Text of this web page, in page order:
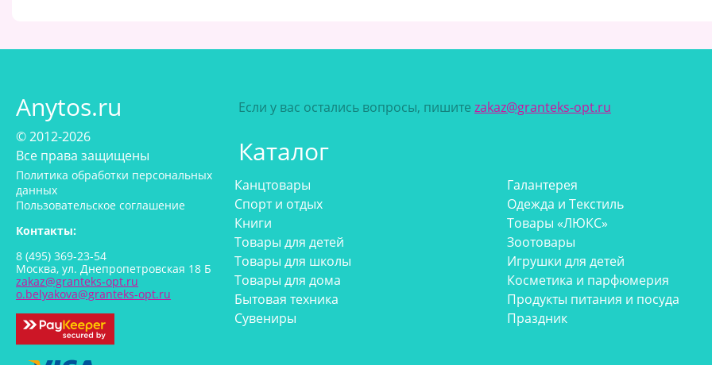
Anytos.ru
© 2012-2026
Все права защищены
Политика обработки персональных
данных
Пользовательское соглашение
Контакты:
8 (495) 369-23-54
Москва, ул. Днепропетровская 18 Б
zakaz@granteks-opt.ru
o.belyakova@granteks-opt.ru
Если у вас остались вопросы, пишите zakaz@granteks-opt.ru
Каталог
Канцтовары
Спорт и отдых
Книги
Товары для детей
Товары для школы
Товары для дома
Бытовая техника
Сувениры
Галантерея
Одежда и Текстиль
Товары «ЛЮКС»
Зоотовары
Игрушки для детей
Косметика и парфюмерия
Продукты питания и посуда
Праздник